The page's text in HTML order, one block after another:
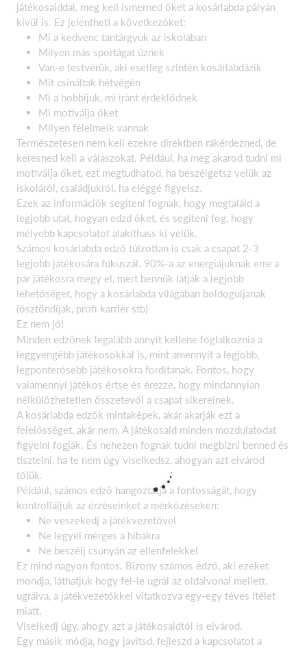
játékosaiddal, meg kell ismerned őket a kosárlabda pályán
kívül is. Ez jelentheti a következőket:
Mi a kedvenc tantárgyuk az iskolában
Milyen más sportágat űznek
Van-e testvérük, aki esetleg szintén kosárlabdázik
Mit csináltak hétvégén
Mi a hobbijuk, mi iránt érdeklődnek
Mi motiválja őket
Milyen félelmeik vannak
Természetesen nem kell ezekre direktben rákérdezned, de
keresned kell a válaszokat. Például, ha meg akarod tudni mi
motiválja őket, ezt megtudhatod, ha beszélgetsz velük az
iskoláról, családjukról, ha eléggé figyelsz.
Ezek az információk segíteni fognak, hogy megtaláld a
legjobb utat, hogyan edzd őket, és segíteni fog, hogy
mélyebb kapcsolatot alakíthass ki velük.
Számos kosárlabda edző túlzottan is csak a csapat 2-3
legjobb játékosára fúkuszál. 90%-a az energiájuknak erre a
pár játékosra megy el, mert bennük látják a legjobb
lehetőséget, hogy a kosárlabda világában boldoguljanak
(ösztöndíjak, profi karrier stb)
Ez nem jó!
Minden edzőnek legalább annyit kellene foglalkoznia a
leggyengébb játékosokkal is, mint amennyit a legjobb,
legponterősebb játékosokra fordítanak. Fontos, hogy
valamennyi játékos értse és érezze, hogy mindannyian
nélkülözhetetlen összetevői a csapat sikereinek.
A kosárlabda edzők mintaképek, akár akarják ezt a
felelősséget, akár nem. A játékosaid minden mozdulatodat
figyelni fogják. És nehezen fognak tudni megbízni benned és
tisztelni, ha te nem úgy viselkedsz, ahogyan azt elvárod
tőlük.
Például, számos edző hangoztatja a fontosságát, hogy
kontrolláljuk az érzéseinket a mérkőzéseken:
Ne veszekedj a játékvezetővel
Ne legyél mérges a hibákra
Ne beszélj csúnyán az ellenfelekkel
Ez mind nagyon fontos. Bizony számos edző, aki ezeket
mondja, láthatjuk hogy fel-le ugrál az oldalvonal mellett,
ugrálva, a játékvezetőkkel vitatkozva egy-egy téves ítélet
miatt.
Viselkedj úgy, ahogy azt a játékosaidtól is elvárod.
Egy másik módja, hogy javítsd, fejleszd a kapcsolatot a